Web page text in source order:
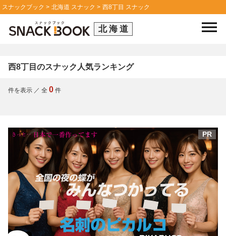
スナックブック 北海道 スナック 西8丁目 スナック
北海道
西8丁目のスナック人気ランキング
件を表示 ／ 全 0 件
PR